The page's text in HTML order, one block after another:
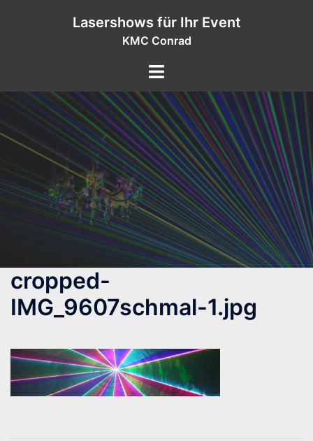
Lasershows für Ihr Event
KMC Conrad
cropped-
IMG_9607schmal-1.jpg